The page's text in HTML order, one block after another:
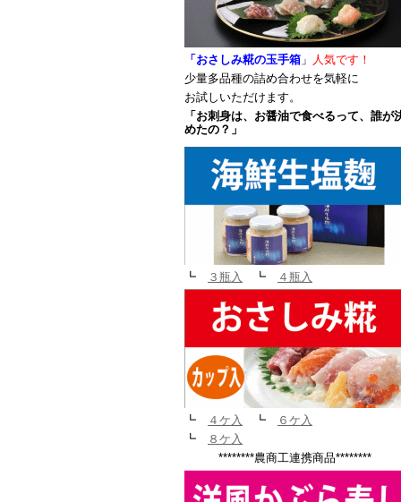
「おさしみ糀の玉手箱 」 人気です ！
少量多品種の詰め合わせを気軽に
お試しいただけます。
「お刺身は、お醤油で食べるって、誰が
めたの？」
┗ ３瓶入 ┗ ４瓶入
┗ ４ケ入 ┗
６ケ入
┗
８ケ入
********農商工連携商品********